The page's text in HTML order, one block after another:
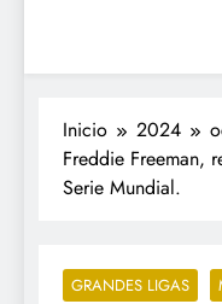
•
Inicio 2024
Freddie Freeman,
Serie Mundial.
GRANDES LIGAS